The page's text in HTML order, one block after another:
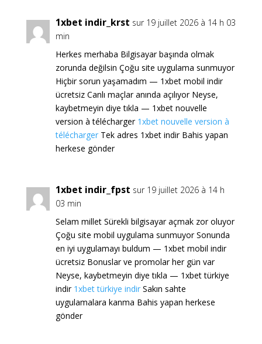
1xbet indir_krst sur 19 juillet 2026 à 14 h 03
min
Herkes merhaba Bilgisayar başında olmak
zorunda değilsin Çoğu site uygulama sunmuyor
Hiçbir sorun yaşamadım — 1xbet mobil indir
ücretsiz Canlı maçlar anında açılıyor Neyse,
kaybetmeyin diye tıkla — 1xbet nouvelle
version à télécharger 1xbet nouvelle version à
téléchargerTek adres 1xbet indir Bahis yapan
herkese gönder
1xbet indir_fpst sur 19 juillet 2026 à 14 h
03 min
Selam millet Sürekli bilgisayar açmak zor oluyor
Çoğu site mobil uygulama sunmuyor Sonunda
en iyi uygulamayı buldum — 1xbet mobil indir
ücretsiz Bonuslar ve promolar her gün var
Neyse, kaybetmeyin diye tıkla — 1xbet türkiye
indir 1xbet türkiye indirSakın sahte
uygulamalara kanma Bahis yapan herkese
gönder